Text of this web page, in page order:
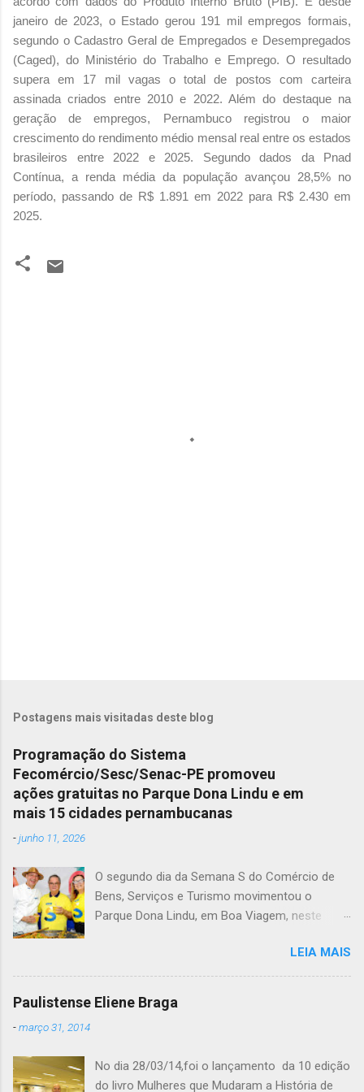
janeiro de 2023, o Estado gerou 191 mil empregos formais,
segundo o Cadastro Geral de Empregados e Desempregados
(Caged), do Ministério do Trabalho e Emprego. O resultado
supera em 17 mil vagas o total de postos com carteira
assinada criados entre 2010 e 2022. Além do destaque na
geração de empregos, Pernambuco registrou o maior
crescimento do rendimento médio mensal real entre os estados
brasileiros entre 2022 e 2025. Segundo dados da Pnad
Contínua, a renda média da população avançou 28,5% no
período, passando de R$ 1.891 em 2022 para R$ 2.430 em
2025.
Postagens mais visitadas deste blog
Programação do Sistema
Fecomércio/Sesc/Senac-PE promoveu
ações gratuitas no Parque Dona Lindu e em
mais 15 cidades pernambucanas
-junho 11, 2026
O segundo dia da Semana S do Comércio de
Bens, Serviços e Turismo movimentou o
Parque Dona Lindu, em Boa Viagem, neste
gratuita voltada à população. Realizada em
Pernambuco pelo Sistema
Fecomércio/Sesc/Senac-PE, por iniciativa da
Confederação Nacional do Comércio de Bens,
profissional, gastronomia, inovação, esporte,
LEIA MAIS
Paulistense Eliene Braga
-março 31, 2014
No dia 28/03/14,foi o lançamento da 10 edição
do livro Mulheres que Mudaram a História de